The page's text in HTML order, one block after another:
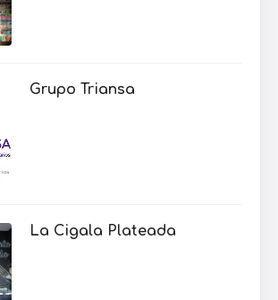
Grupo Triansa
La Cigala Plateada